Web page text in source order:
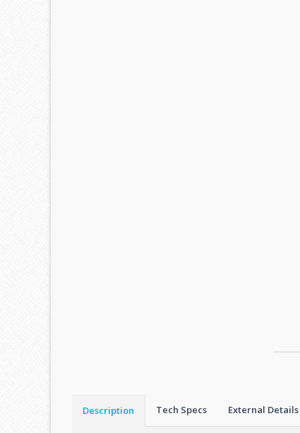
Description Tech Specs External Details